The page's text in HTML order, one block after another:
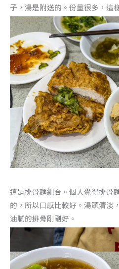
子，湯是附送的。份量很多，這
這是排骨麵組合。個人覺得排骨
的，所以口感比較好。湯頭清淡
油膩的排骨剛剛好。